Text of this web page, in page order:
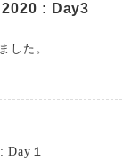
: Day3
した。